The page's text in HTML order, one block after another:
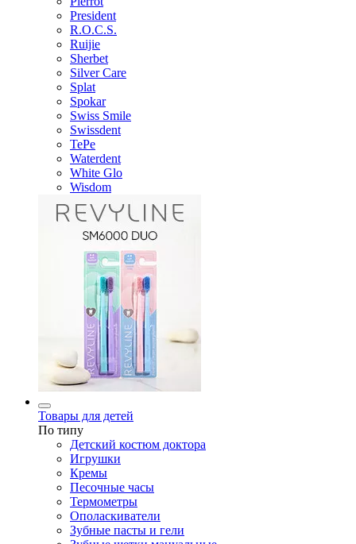
President
R.O.C.S.
Ruijie
Sherbet
Silver Care
Splat
Spokar
Swiss Smile
Swissdent
TePe
Waterdent
White Glo
Wisdom
Товары для детей
По типу
Детский костюм доктора
Игрушки
Кремы
Песочные часы
Термометры
Ополаскиватели
Зубные пасты и гели